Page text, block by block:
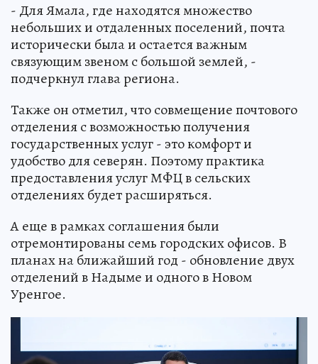
- Для Ямала, где находятся множество
небольших и отдаленных поселений, почта
исторически была и остается важным
связующим звеном с большой землей, -
подчеркнул глава региона.
Также он отметил, что совмещение почтового
отделения с возможностью получения
государственных услуг - это комфорт и
удобство для северян. Поэтому практика
предоставления услуг МФЦ в сельских
отделениях будет расширяться.
А еще в рамках соглашения были
отремонтированы семь городских офисов. В
планах на ближайший год - обновление двух
отделений в Надыме и одного в Новом
Уренгое.